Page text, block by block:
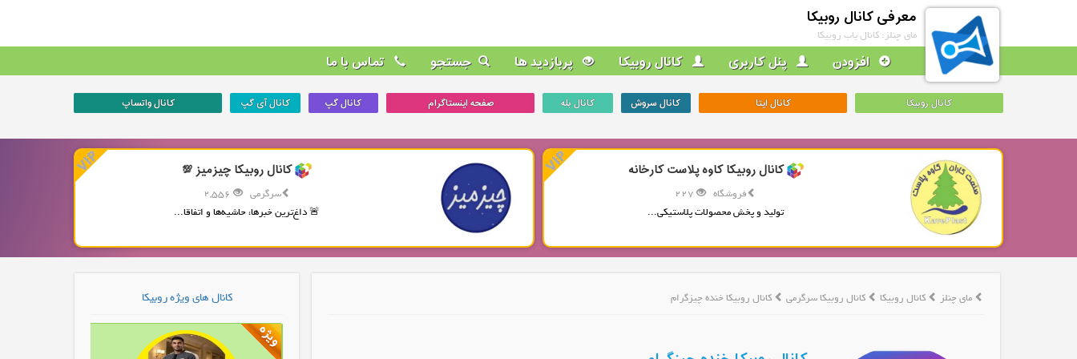
معرفی کانال روبیکا
مای چنلز: کانال یاب روبیکا
افزودن پنل کاربری کانال روبیکا پربازدید ها جستجو تماس با ما
کانال روبیکا کانال ایتا کانال سروش کانال بله صفحه اینستاگرام کانال گپ کانال آی گپ کانال واتساپ
کانال روبیکا کاوه پلاست کارخانه
فروشگاه
227
تولید و پخش محصولات پلاستیکی...
کانال روبیکا چیزمیز 💯
سرگرمی
🚨 داغ‌ترین خبرها، حاشیه‌ها و اتفاقا...
مای چنلز کانال روبیکا کانال روبیکا سرگرمی کانال روبیکا خنده چیزگرام کانال های ویژه روبیکا